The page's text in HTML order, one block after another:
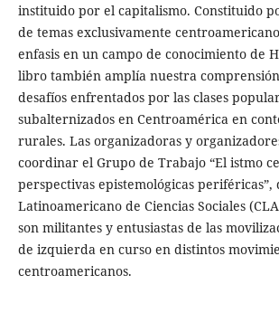
instituido por el capitalismo. Constituido
de temas exclusivamente
enfasis en un campo de conocimiento de
libro también amplía nuestra
desafíos enfrentados por las clases
subalternizados en Centroamérica en
rurales. Las organizadoras y
coordinar el Grupo de Trabajo “El istmo
perspectivas epistemológicas periféricas”,
Latinoamericano de Ciencias Sociales
son militantes y entusiastas de las
de izquierda en curso en distintos
centroamericanos.